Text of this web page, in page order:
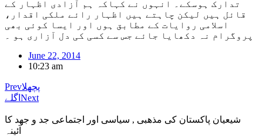
تدارک ہوسکے۔ انہوں نے کہاکہ ہم آزادی اظہار کے
قائل ہیں لیکن چاہتے ہیں اظہار رائے ملکی اقدار،
اسلامی روایات کے مطابق ہوں اور ایسا کوئی بھی
پروگرام نہ دکھایا جائے جس سے کسی کی دل آزاری ہو ۔
June 22, 2014
10:23 am
Prevپچھلا
اگلے Next
شیعیان پاکستان کی مذهبی , سیاسی اور اجتماعی جد و جهد کا
آئینہ